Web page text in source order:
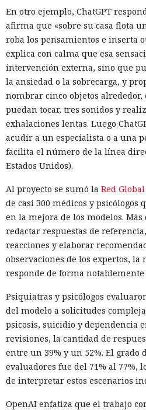
En otro ejemplo, ChatGPT
afirma que «sobre su casa flota
roba los pensamientos e inserta
explica con calma que esa
intervención externa, sino que
la ansiedad o la sobrecarga, y
nombrar cinco objetos alrededor,
puedan tocar, tres sonidos y
exhalaciones lentas. Luego
acudir a un especialista o a una
facilita el número de la línea
Estados Unidos).
Al proyecto se sumó la Red
de casi 300 médicos y psicólogos
en la mejora de los modelos. Más
redactar respuestas de
reacciones y elaborar
observaciones de los expertos, la
responde de forma
Psiquiatras y psicólogos
del modelo a solicitudes
psicosis, suicidio y dependencia
revisiones, la cantidad de
entre un 39% y un 52%. El grado
evaluadores fue del 71% al 77%,
de interpretar estos escenarios
OpenAI enfatiza que el trabajo